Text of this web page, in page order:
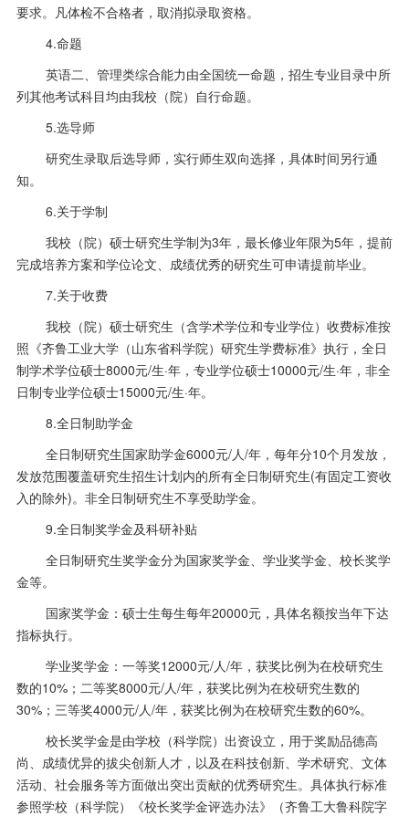
要求。凡体检不合格者，取消拟录取资格。
4.命题
英语二、管理类综合能力由全国统一命题，招生专业目录中所
列其他考试科目均由我校（院）自行命题。
5.选导师
研究生录取后选导师，实行师生双向选择，具体时间另行通
知。
6.关于学制
我校（院）硕士研究生学制为3年，最长修业年限为5年，提前
完成培养方案和学位论文、成绩优秀的研究生可申请提前毕业。
7.关于收费
我校（院）硕士研究生（含学术学位和专业学位）收费标准按
照《齐鲁工业大学（山东省科学院）研究生学费标准》执行，全日
制学术学位硕士8000元/生·年，专业学位硕士10000元/生·年，非全
日制专业学位硕士15000元/生·年。
8.全日制助学金
全日制研究生国家助学金6000元/人/年，每年分10个月发放，
发放范围覆盖研究生招生计划内的所有全日制研究生(有固定工资收
入的除外)。非全日制研究生不享受助学金。
9.全日制奖学金及科研补贴
全日制研究生奖学金分为国家奖学金、学业奖学金、校长奖学
金等。
国家奖学金：硕士生每生每年20000元，具体名额按当年下达
指标执行。
学业奖学金：一等奖12000元/人/年，获奖比例为在校研究生
数的10%；二等奖8000元/人/年，获奖比例为在校研究生数的
30%；三等奖4000元/人/年，获奖比例为在校研究生数的60%。
校长奖学金是由学校（科学院）出资设立，用于奖励品德高
尚、成绩优异的拔尖创新人才，以及在科技创新、学术研究、文体
活动、社会服务等方面做出突出贡献的优秀研究生。具体执行标准
参照学校（科学院）《校长奖学金评选办法》（齐鲁工大鲁科院字